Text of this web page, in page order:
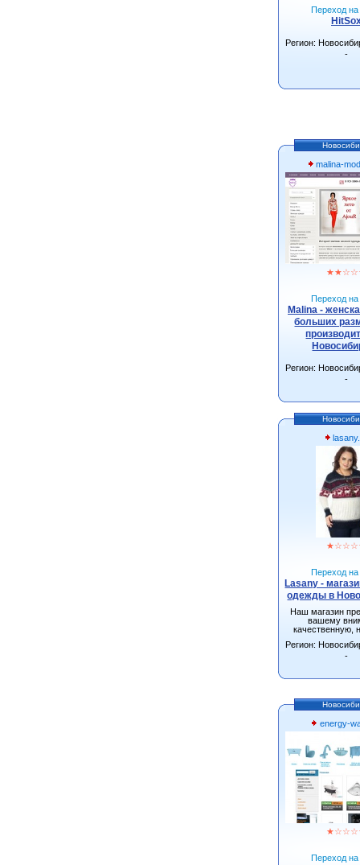
Переход на
Регион:
-
malina-
★★☆☆
Переход на
Malina -
больших
Регион:
-
★☆☆☆
Переход на
Lasany -
одежды в
Наш магазин
вашему
качественную,
Регион:
-
energy-
★☆☆☆
Переход на